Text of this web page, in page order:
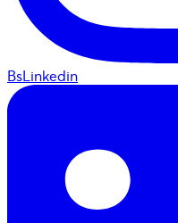
BsLinkedin